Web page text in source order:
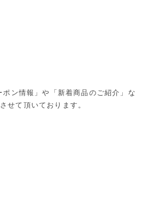
ン情報」や「新着商品のご紹介」な
せて頂いております。